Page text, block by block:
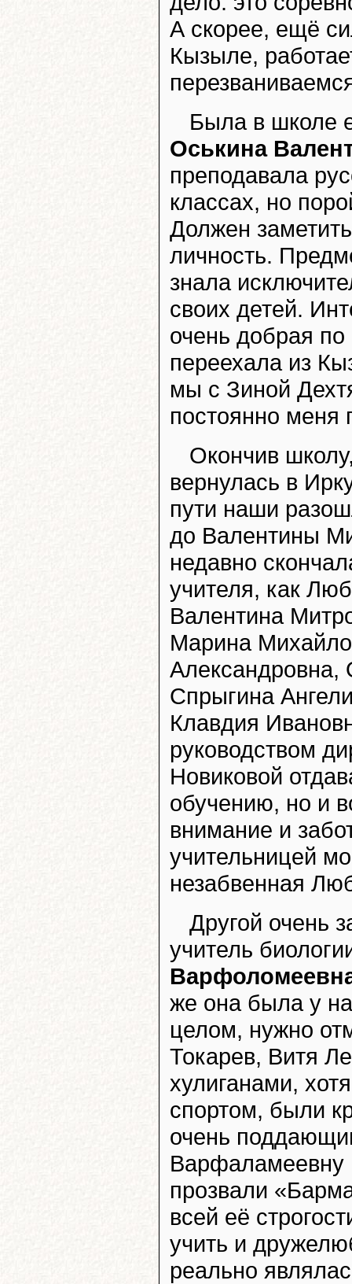
А скорее, ещё
Кызыле,
Была в школе
Оськина
преподавала
классах, но
Должен
личность.
знала
своих детей.
очень добрая
переехала из
мы с Зиной
постоянно меня
Окончив
вернулась в
пути наши
до Валентины
недавно
учителя, как
Валентина
Марина
Спрыгина
Клавдия
руководством
Новиковой
обучению, но и
внимание и
учительницей
незабвенная
Другой очень
учитель
же она была у
целом, нужно
Токарев, Витя
хулиганами,
спортом, были
очень
Варфаламеевну
прозвали
всей её
учить и
реально